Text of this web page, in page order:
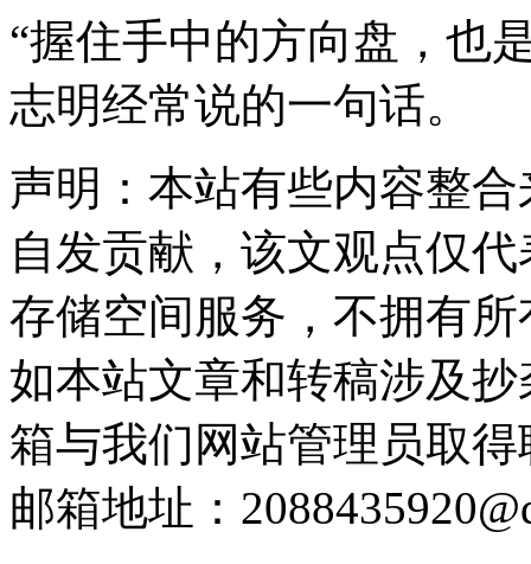
“握住手中的方向盘，也
志明经常说的一句话。
声明：本站有些内容整
自发贡献，该文观点仅
存储空间服务，不拥有
如本站文章和转稿涉及
箱与我们网站管理员取
邮箱地址：